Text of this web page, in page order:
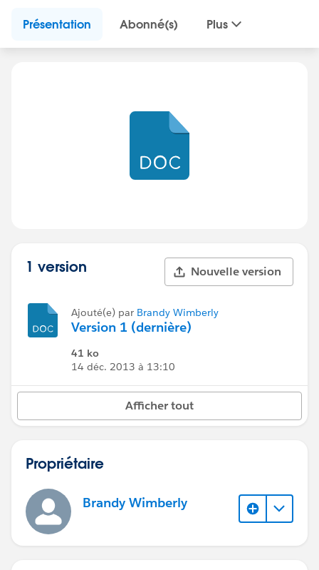
Présentation Abonné(s) Plus
1 version Nouvelle version
Ajouté(e) par Brandy Wimberly
Version 1 (dernière)
41 ko
14 déc. 2013 à 13:10
Afficher tout
Propriétaire
Brandy Wimberly